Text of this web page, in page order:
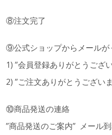
⑧注文完了
⑨公式ショップからメールが
1) ”会員登録ありがとうござ
2) ”ご注文ありがとうござい
⑩商品発送の連絡
”商品発送のご案内” メール